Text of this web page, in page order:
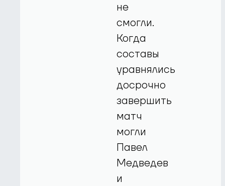
не
смогли.
Когда
составы
уравнялись
досрочно
завершить
матч
могли
Павел
Медведев
и